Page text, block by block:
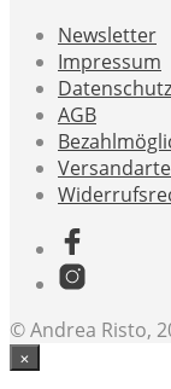
Newsletter
Impressum
Datenschutz
AGB
© Andrea Risto,
×